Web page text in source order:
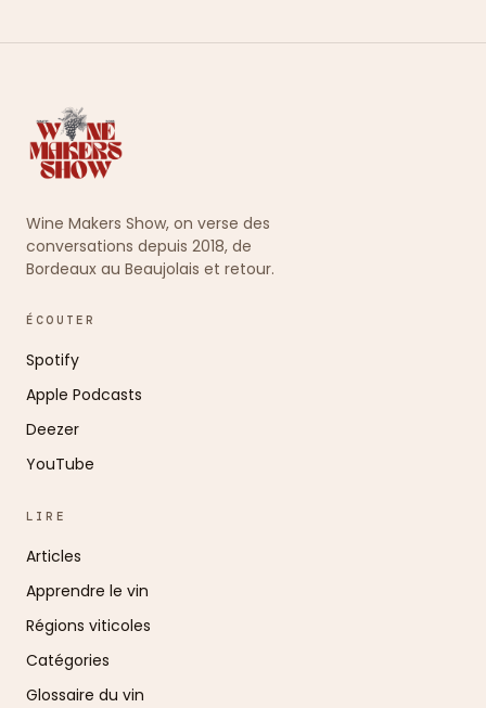
Wine Makers Show, on verse des
conversations depuis 2018, de
Bordeaux au Beaujolais et retour.
ÉCOUTER
Spotify
Apple Podcasts
Deezer
YouTube
LIRE
Articles
Apprendre le vin
Régions viticoles
Catégories
Glossaire du vin